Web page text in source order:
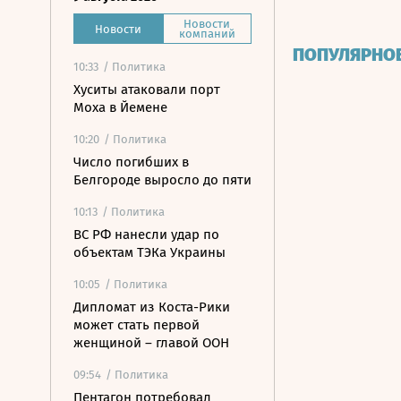
Новости Новости
компаний
10:33 / Политика
Хуситы атаковали порт
Моха в Йемене
10:20 / Политика
Число погибших в
Белгороде выросло до пяти
10:13 / Политика
ВС РФ нанесли удар по
объектам ТЭКа Украины
10:05 / Политика
Дипломат из Коста-Рики
может стать первой
женщиной – главой ООН
09:54 / Политика
Пентагон потребовал